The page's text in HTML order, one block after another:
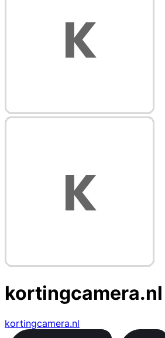
kortingcamera.nl
kortingcamera.nl